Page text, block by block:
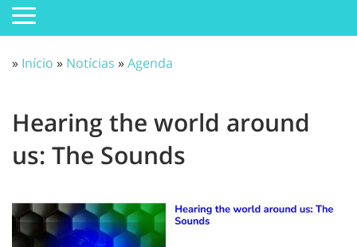
» Início » Notícias »Agenda
Hearing the world around
us: The Sounds